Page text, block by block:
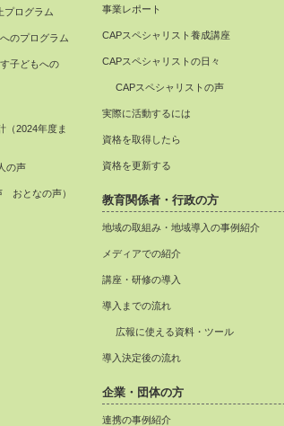
プログラム
のプログラム
子どもへの
（2024年度ま
の声
おとなの声）
事業レポート
CAPスペシャリスト養成講座
CAPスペシャリストの日々
CAPスペシャリストの声
実際に活動するには
資格を取得したら
資格を更新する
教育関係者・行政の方
地域の取組み・地域導入の事例紹介
メディアでの紹介
講座・研修の導入
導入までの流れ
広報に使える資料・ツール
導入決定後の流れ
企業・団体の方
連携の事例紹介